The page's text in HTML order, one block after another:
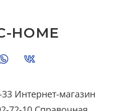
33 Интернет-магазин
HOME